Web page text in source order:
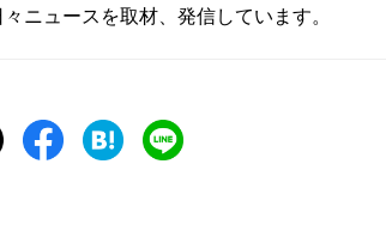
ニュースを取材、発信しています。